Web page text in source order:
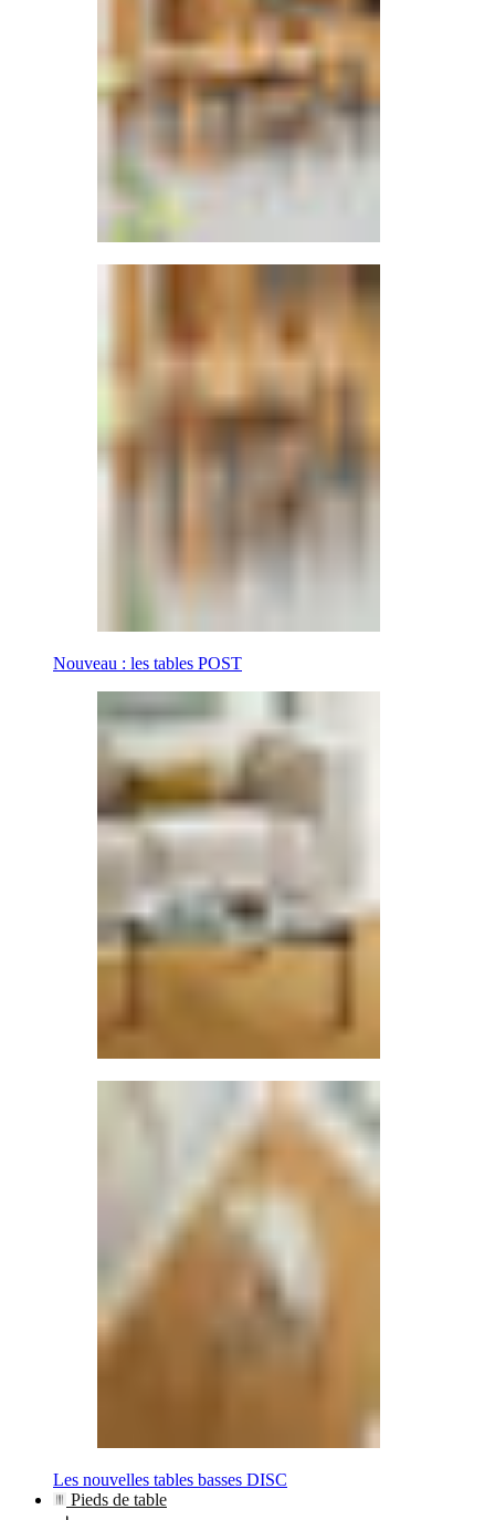
Nouveau : les tables POST
Les nouvelles tables basses DISC
Pieds de table